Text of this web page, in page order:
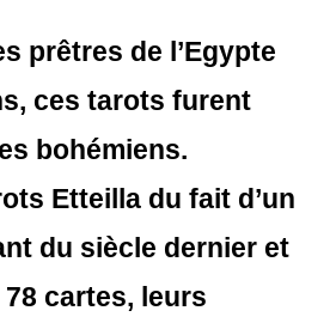
prêtres de l’Egypte
ces tarots furent
bohémiens.
Etteilla du fait d’un
du siècle dernier et
cartes, leurs